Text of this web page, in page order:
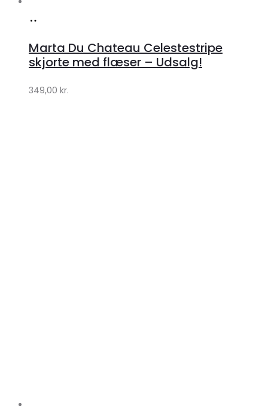
Klædeskabet.dk
Marta Du Chateau Celestestripe
skjorte med flæser – Udsalg!
349,00 kr.